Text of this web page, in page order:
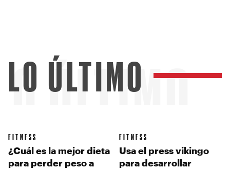
ÚLTIMO
LO ÚLTIMO
FITNESS
¿Cuál es la mejor dieta
para perder peso a
FITNESS
Usa el press vikingo
para desarrollar